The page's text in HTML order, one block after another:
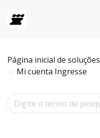
Página inicial de soluções
Mi cuenta Ingresse